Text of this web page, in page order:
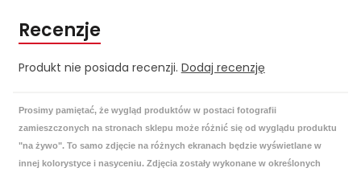
Recenzje
Produkt nie posiada recenzji. Dodaj recenzję
Prosimy pamiętać, że wygląd produktów w postaci fotografii
zamieszczonych na stronach sklepu może różnić się od wyglądu produktu
"na żywo". To samo zdjęcie na różnych ekranach będzie wyświetlane w
innej kolorystyce i nasyceniu. Zdjęcia zostały wykonane w określonych